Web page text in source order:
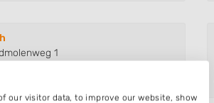
1
our visitor data, to improve our website, show